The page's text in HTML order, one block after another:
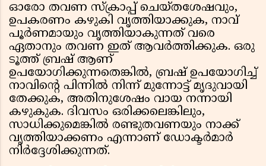
ഓരോ തവണ സ്ക്രാപ്പ് ചെയ്തശേഷവും,
ഉപകരണം കഴുകി വൃത്തിയാക്കുക, നാവ്
പൂർണമായും വൃത്തിയാകുന്നത് വരെ
ഏതാനും തവണ ഇത് ആവർത്തിക്കുക. ഒരു
ടൂത്ത് ബ്രഷ് ആണ്
ഉപയോഗിക്കുന്നതെങ്കിൽ, ബ്രഷ് ഉപയോഗിച്ച്
നാവിന്റെ പിന്നിൽ നിന്ന് മുന്നോട്ട് മൃദുവായി
തേക്കുക, അതിനുശേഷം വായ നന്നായി
കഴുകുക. ദിവസം ഒരിക്കലെങ്കിലും,
സാധിക്കുമെങ്കിൽ രണ്ടുതവണയും നാക്ക്
വൃത്തിയാക്കണം എന്നാണ് ഡോക്ടർമാർ
നിർദ്ദേശിക്കുന്നത്.